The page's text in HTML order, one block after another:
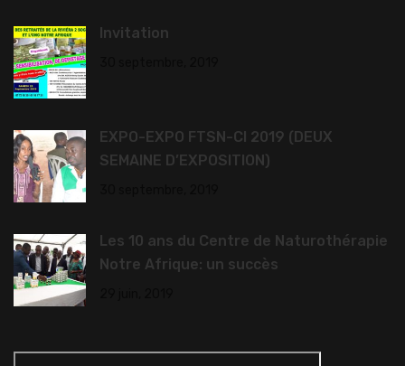
Invitation
EXPO-EXPO FTSN-CI 2019 (DEUX
SEMAINE D’EXPOSITION)
Les 10 ans du Centre de Naturothérapie
Notre Afrique: un succès